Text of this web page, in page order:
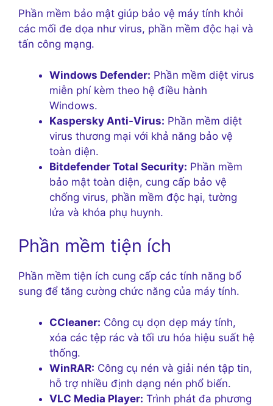
Phần mềm bảo mật giúp bảo vệ máy tính khỏi
các mối đe dọa như virus, phần mềm độc hại và
tấn công mạng.
Windows Defender: Phần mềm diệt virus
miễn phí kèm theo hệ điều hành
Windows.
Kaspersky Anti-Virus: Phần mềm diệt
virus thương mại với khả năng bảo vệ
toàn diện.
Bitdefender Total Security: Phần mềm
bảo mật toàn diện, cung cấp bảo vệ
chống virus, phần mềm độc hại, tường
lửa và khóa phụ huynh.
Phần mềm tiện ích
Phần mềm tiện ích cung cấp các tính năng bổ
sung để tăng cường chức năng của máy tính.
CCleaner: Công cụ dọn dẹp máy tính,
xóa các tệp rác và tối ưu hóa hiệu suất hệ
thống.
WinRAR: Công cụ nén và giải nén tập tin,
hỗ trợ nhiều định dạng nén phổ biến.
VLC Media Player: Trình phát đa phương